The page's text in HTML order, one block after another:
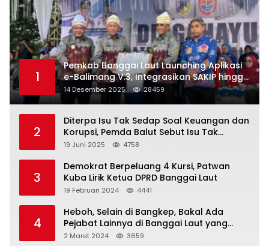
1
Pemkab Banggai Laut Launching Aplikasi
e-Balimang V.3, Integrasikan SAKIP hingga
Satu Data Layanan Publik
14 Desember 2025 28459
2
Diterpa Isu Tak Sedap Soal Keuangan dan
Korupsi, Pemda Balut Sebut Isu Tak
Berdasar
19 Juni 2025 4758
3
Demokrat Berpeluang 4 Kursi, Patwan
Kuba Lirik Ketua DPRD Banggai Laut
19 Februari 2024 4441
4
Heboh, Selain di Bangkep, Bakal Ada
Pejabat Lainnya di Banggai Laut yang
Bakal di Ciduk, Bagini Kata Kapolres!
2 Maret 2024 3659